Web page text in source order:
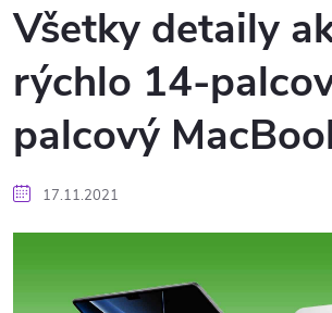
Všetky detaily
rýchlo 14-
palcový
17.11.2021